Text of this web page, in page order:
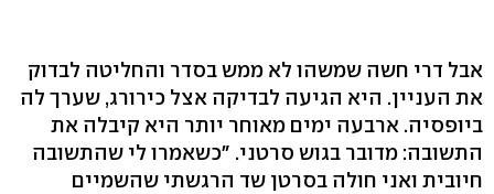
אבל דרי חשה שמשהו לא ממש בסדר והחליטה לבדוק
את העניין. היא הגיעה לבדיקה אצל כירורג, שערך לה
ביופסיה. ארבעה ימים מאוחר יותר היא קיבלה את
התשובה: מדובר בגוש סרטני. "כשאמרו לי שהתשובה
חיובית ואני חולה בסרטן שד הרגשתי שהשמיים